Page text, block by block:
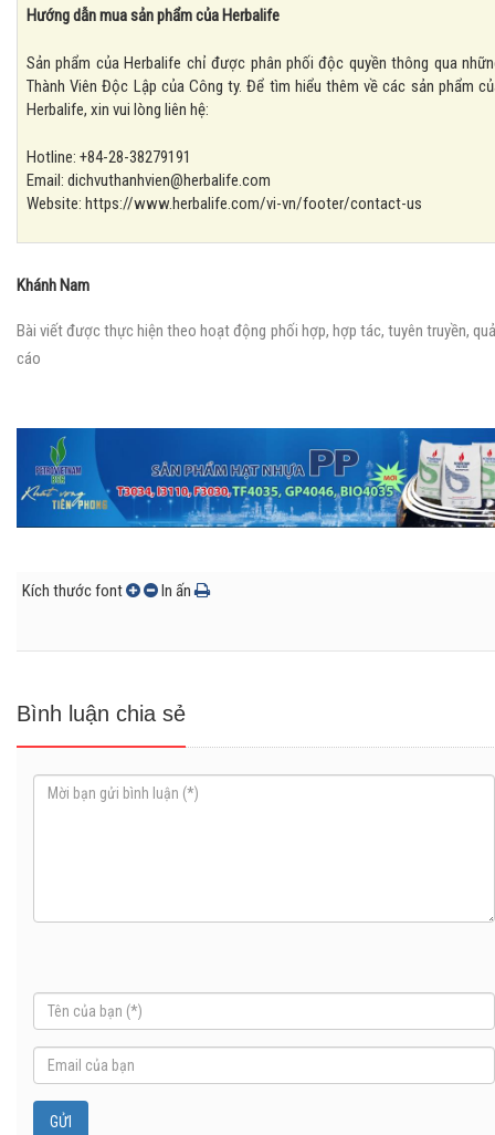
Hướng dẫn mua sản phẩm của Herbalife
Sản phẩm của Herbalife chỉ được phân phối độc quyền thông qua
Thành Viên Độc Lập của Công ty. Để tìm hiểu thêm về các sản phẩm
Herbalife, xin vui lòng liên hệ:
Hotline: +84-28-38279191
Email: dichvuthanhvien@herbalife.com
Website: https://www.herbalife.com/vi-vn/footer/contact-us
Khánh Nam
Bài viết được thực hiện theo hoạt động phối hợp, hợp tác, tuyên truyền,
cáo
Kích thước font In ấn
Bình luận chia sẻ